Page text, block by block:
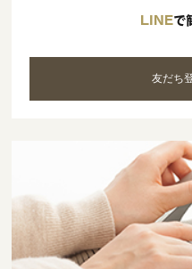
LINEで
友だち